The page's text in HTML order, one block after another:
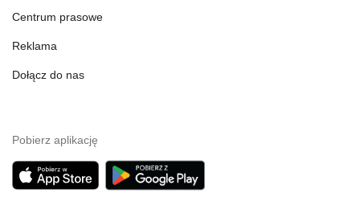
Centrum prasowe
Reklama
Dołącz do nas
Pobierz aplikację